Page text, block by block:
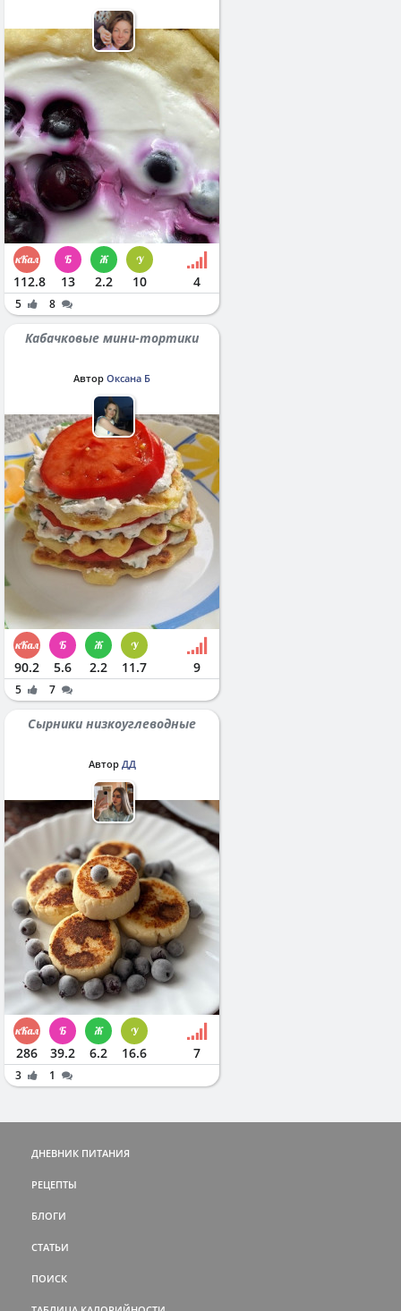
112.8 13 2.2 10 4
5 8
Кабачковые мини-тортики
Автор Оксана Б
90.2 5.6 2.2 11.7 9
5 7
Сырники низкоуглеводные
Автор ДД
286 39.2 6.2 16.6 7
3 1
ДНЕВНИК ПИТАНИЯ
РЕЦЕПТЫ
БЛОГИ
СТАТЬИ
ПОИСК